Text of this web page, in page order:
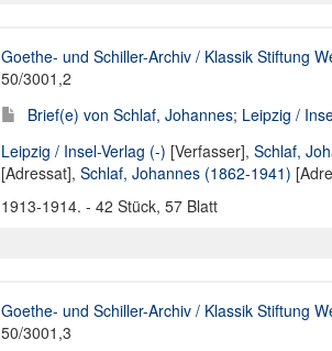
Goethe- und Schiller-Archiv / Klassik Stiftung
50/3001,2
Brief(e) von Schlaf, Johannes; Leipzig /
Leipzig / Insel-Verlag (-) [Verfasser], Schlaf,
[Adressat], Schlaf, Johannes (1862-1941)
1913-1914. - 42 Stück, 57 Blatt
Goethe- und Schiller-Archiv / Klassik Stiftung
50/3001,3